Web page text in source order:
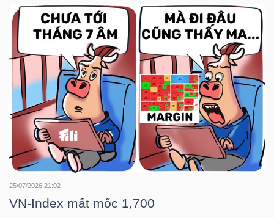
25/07/2026 21:02
VN-Index mất mốc 1,700
PHÂN
TÍCH
VIETSTOCKFINANCE
VĨ
MÔ